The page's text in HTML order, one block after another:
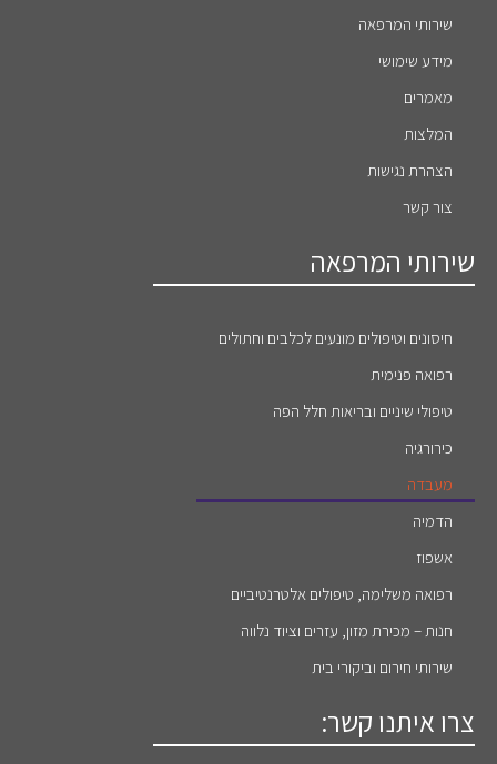
שירותי המרפאה
מידע שימושי
מאמרים
המלצות
הצהרת נגישות
צור קשר
שירותי המרפאה
חיסונים וטיפולים מונעים לכלבים וחתולים
רפואה פנימית
טיפולי שיניים ובריאות חלל הפה
כירורגיה
מעבדה
הדמיה
אשפוז
רפואה משלימה, טיפולים אלטרנטיביים
חנות – מכירת מזון, עזרים וציוד נלווה
שירותי חירום וביקורי בית
צרו איתנו קשר: